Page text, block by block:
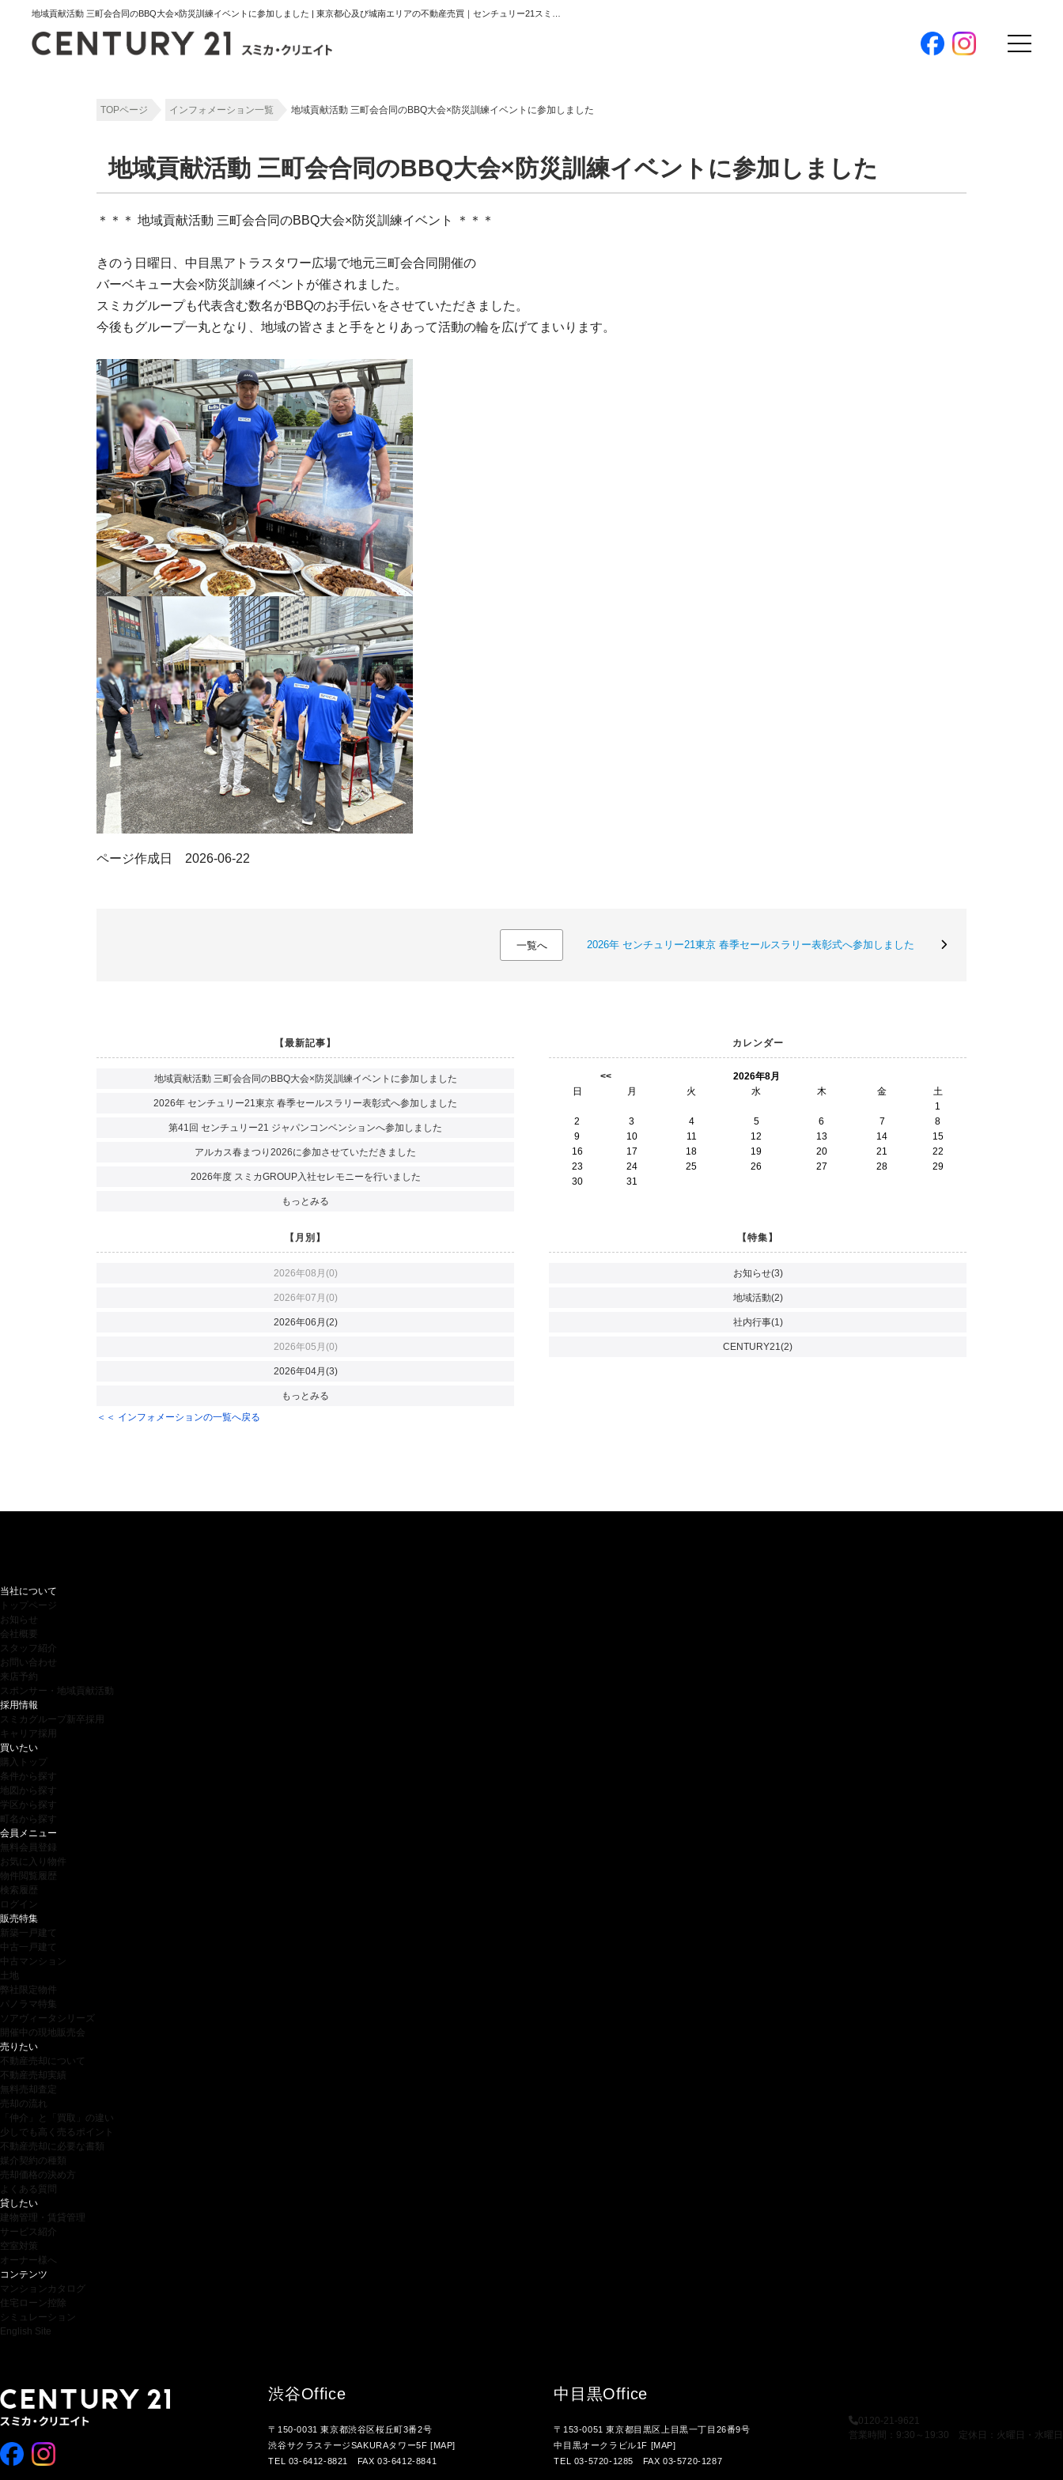
会社概要
渋谷オフィス（本社）
地図から探す
学区から探す
TOPページ インフォメーション一覧 地域貢献活動 三町会合同のBBQ大会×防災訓練イベントに参加しました
地域貢献活動 三町会合同のBBQ大会×防災訓練イベントに参加しました
＊＊＊ 地域貢献活動 三町会合同のBBQ大会×防災訓練イベント ＊＊＊
きのう日曜日、中目黒アトラスタワー広場で地元三町会合同開催の
バーベキュー大会×防災訓練イベントが催されました。
スミカグループも代表含む数名がBBQのお手伝いをさせていただきました。
今後もグループ一丸となり、地域の皆さまと手をとりあって活動の輪を広げてまいります。
ページ作成日 2026-06-22
一覧へ 2026年 センチュリー21東京 春季セールスラリー表彰式へ参加しました
【最新記事】
地域貢献活動 三町会合同のBBQ大会×防災訓練イベントに参加しました
2026年 センチュリー21東京 春季セールスラリー表彰式へ参加しました
第41回 センチュリー21 ジャパンコンベンションへ参加しました
アルカス春まつり2026に参加させていただきました
2026年度 スミカGROUP入社セレモニーを行いました
もっとみる
カレンダー
<<
2026年8月
日
月 火 水 木 金
土
1
2
3 4 5 6 7
8
9
10 11 12 13 14
15
16
17 18 19 20 21
22
23
24 25 26 27 28
29
30
31
【月別】
2026年08月(0)
2026年07月(0)
2026年06月(2)
2026年05月(0)
2026年04月(3)
もっとみる
【特集】
お知らせ(3)
地域活動(2)
社内行事(1)
CENTURY21(2)
＜＜ インフォメーションの一覧へ戻る
当社について
トップページ
お知らせ
会社概要
スタッフ紹介
お問い合わせ
来店予約
スポンサー・地域貢献活動
採用情報
スミカグループ新卒採用
キャリア採用
買いたい
購入トップ
条件から探す
地図から探す
学区から探す
町名から探す
会員メニュー
無料会員登録
お気に入り物件
物件閲覧履歴
検索履歴
ログイン
販売特集
新築一戸建て
中古一戸建て
中古マンション
土地
弊社限定物件
パノラマ特集
ソアヴィータシリーズ
開催中の現地販売会
売りたい
不動産売却について
不動産売却実績
無料売却査定
売却の流れ
「仲介」と「買取」の違い
少しでも高く売るポイント
不動産売却に必要な書類
媒介契約の種類
売却価格の決め方
よくある質問
貸したい
建物管理・賃貸管理
サービス紹介
空室対策
オーナー様へ
コンテンツ
マンションカタログ
住宅ローン控除
シミュレーション
English Site
渋谷Office
〒150-0031 東京都渋谷区桜丘町3番2号
渋谷サクラステージSAKURAタワー5F [MAP]
TEL 03-6412-8821 FAX 03-6412-8841
中目黒Office
〒153-0051 東京都目黒区上目黒一丁目26番9号
中目黒オークラビル1F [MAP]
TEL 03-5720-1285 FAX 03-5720-1287
0120-21-9621
営業時間：9:30～19:30 定休日：火曜日・水曜日